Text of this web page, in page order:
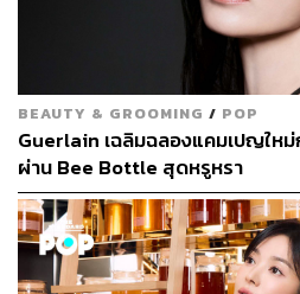
ABOUT
เจิมสิริ เหลื
นักสังเกตการณ์
ประเทศ เชื่อว่
คนในยุคสมัยห
การขับเคลื่อนเ
กำลังสนใจวัฒ
BEAUTY & GROOMING / POP
Guerlain เฉลิมฉลองแคมเปญให
ผ่าน Bee Bottle สุดหรูหรา